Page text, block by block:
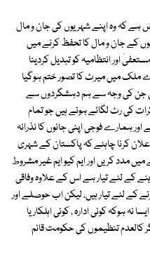
ہے کہ وہ اپنے شہریوں کی جان و مال
کے جان و مال کا تحفظ کرنے میں
اور انتظامیہ کو تبدیل کردینا
ملک میں میرٹ کا تصور ختم ہوگیا
جن کی وجہ سے ہم دہشگردوں سے
کی رٹ لگائے ہوئے ہیں جو تمام
ہمارے فوجی اپنی جانوں کا نذرانہ
کرنا چاہئے کہ پاکستان کے شہری
مدد کریں اور ایم کیو ایم غیر مشروط
کے لئے تیار ہے اس کے علاوہ وفاقی
کے لئے تیار ہیں، لیکن اب حوصلے اور
ہوکہ کوئی ادارہ ، کوئی اہلکار یا
کالعدم تنظیموں کی حکومت قائم